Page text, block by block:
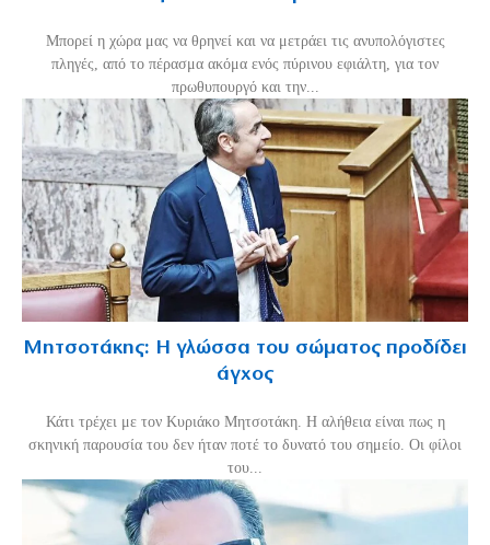
Mπορεί η χώρα μας να θρηνεί και να μετράει τις ανυπολόγιστες
πληγές, από το πέρασμα ακόμα ενός πύρινου εφιάλτη, για τον
πρωθυπουργό και την...
Μητσοτάκης: Η γλώσσα του σώματος προδίδει
άγχος
Κάτι τρέχει με τον Κυριάκο Μητσοτάκη. Η αλήθεια είναι πως η
σκηνική παρουσία του δεν ήταν ποτέ το δυνατό του σημείο. Οι φίλοι
του...